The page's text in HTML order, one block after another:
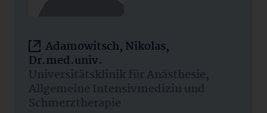
Adamowitsch, Nikolas,
Dr.med.univ.
Universitätsklinik für Anästhesie,
Allgemeine Intensivmedizin und
Schmerztherapie